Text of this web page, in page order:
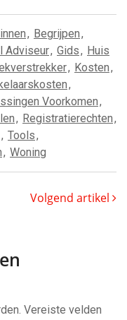
, Begrijpen,
Adviseur, Gids, Huis
, Kosten,
,
Voorkomen,
, Registratierechten,
, Tools,
, Woning
Volgend artikel
Vereiste velden